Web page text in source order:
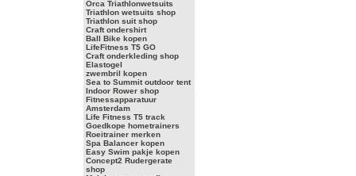
Orca Triathlonwetsuits
Triathlon wetsuits shop
Triathlon suit shop
Craft ondershirt
Ball Bike kopen
LifeFitness T5 GO
Craft onderkleding shop
Elastogel
zwembril kopen
Sea to Summit outdoor tent
Indoor Rower shop
Fitnessapparatuur
Amsterdam
Life Fitness T5 track
Goedkope hometrainers
Roeitrainer merken
Spa Balancer kopen
Easy Swim pakje kopen
Concept2 Rudergerate
shop